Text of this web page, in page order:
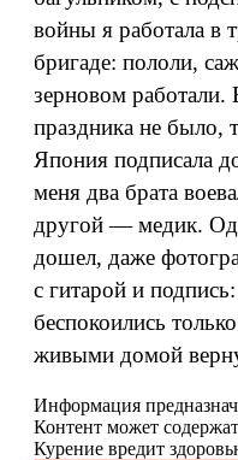
войны я работала в
бригаде: пололи,
зерновом работали.
праздника не было,
Япония подписала
меня два брата
другой — медик.
дошел, даже
с гитарой и
беспокоились
живыми домой
Информация
Контент может
Курение вредит